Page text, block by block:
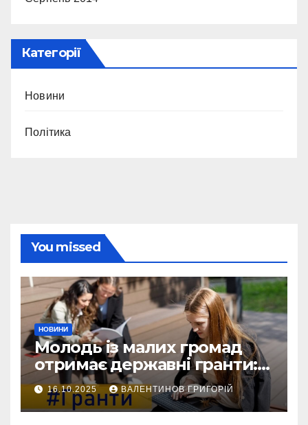
Категорії
Новини
Політика
You missed
НОВИНИ
Молодь із малих громад
отримає державні гранти:
виплати сягатимуть 200
тисяч гривень
16.10.2025 ВАЛЕНТИНОВ ГРИГОРІЙ